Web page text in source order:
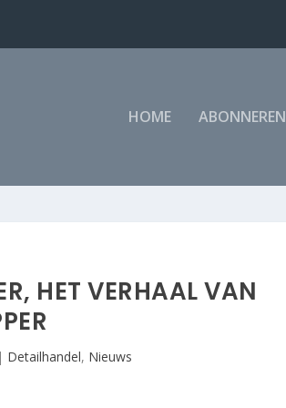
HOME ABONNEREN
HET VERHAAL VAN
| Detailhandel, Nieuws